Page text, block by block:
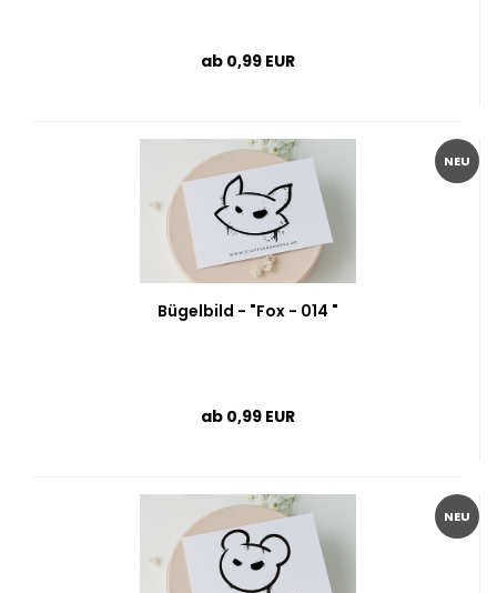
ab 0,99 EUR
NEU
Bügelbild - "Fox - 014 "
ab 0,99 EUR
NEU